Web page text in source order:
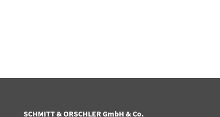
SCHMITT & ORSCHLER GmbH & Co.